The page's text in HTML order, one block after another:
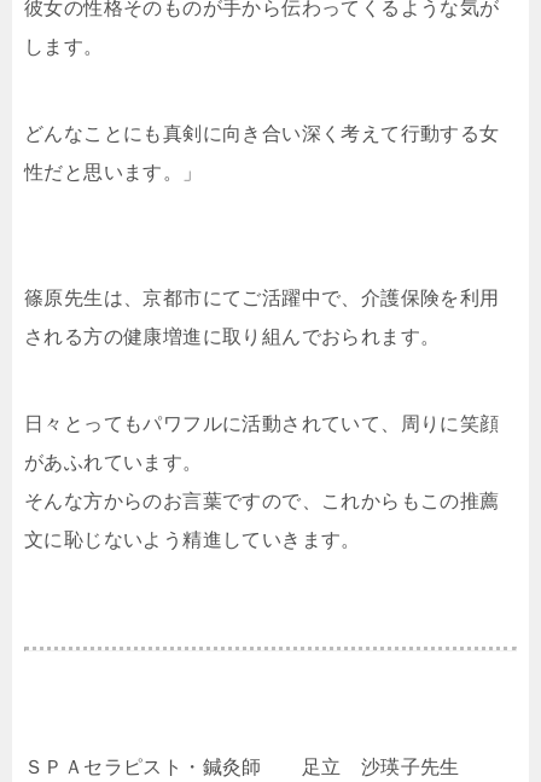
彼女の性格そのものが手から伝わってくるような気が
します。
どんなことにも真剣に向き合い深く考えて行動する女
性だと思います。」
篠原先生は、京都市にてご活躍中で、介護保険を利用
される方の健康増進に取り組んでおられます。
日々とってもパワフルに活動されていて、周りに笑顔
があふれています。
そんな方からのお言葉ですので、これからもこの推薦
文に恥じないよう精進していきます。
ＳＰＡセラピスト・鍼灸師 足立 沙瑛子先生